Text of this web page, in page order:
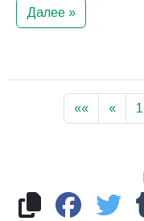
Далее »
«« « 1